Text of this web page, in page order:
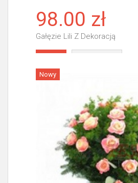
98.00 zł
Gałęzie Lili Z Dekoracją
Nowy